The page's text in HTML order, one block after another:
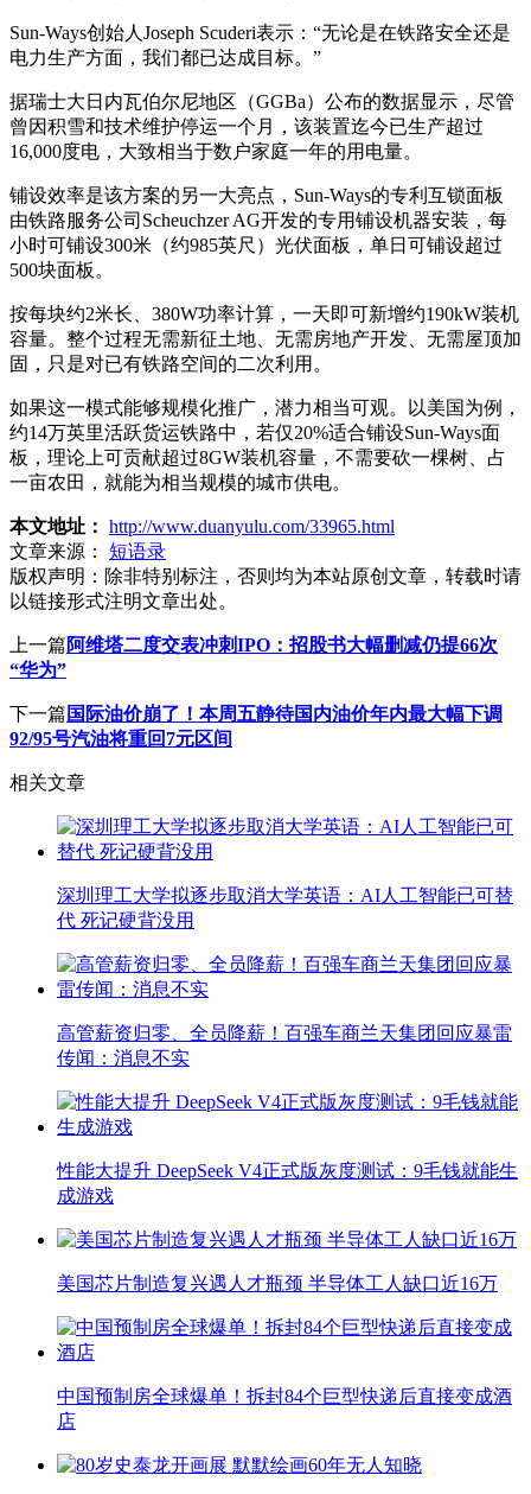
Sun-Ways创始人Joseph Scuderi表示：“无论是在铁路安全还是
电力生产方面，我们都已达成目标。”
据瑞士大日内瓦伯尔尼地区（GGBa）公布的数据显示，尽管
曾因积雪和技术维护停运一个月，该装置迄今已生产超过
16,000度电，大致相当于数户家庭一年的用电量。
铺设效率是该方案的另一大亮点，Sun-Ways的专利互锁面板
由铁路服务公司Scheuchzer AG开发的专用铺设机器安装，每
小时可铺设300米（约985英尺）光伏面板，单日可铺设超过
500块面板。
按每块约2米长、380W功率计算，一天即可新增约190kW装机
容量。整个过程无需新征土地、无需房地产开发、无需屋顶加
固，只是对已有铁路空间的二次利用。
如果这一模式能够规模化推广，潜力相当可观。以美国为例，
约14万英里活跃货运铁路中，若仅20%适合铺设Sun-Ways面
板，理论上可贡献超过8GW装机容量，不需要砍一棵树、占
一亩农田，就能为相当规模的城市供电。
本文地址： http://www.duanyulu.com/33965.html
文章来源：
短语录
版权声明： 除非特别标注，否则均为本站原创文章，转载时请
以链接形式注明文章出处。
上一篇阿维塔二度交表冲刺IPO：招股书大幅删减仍提66次
“华为”
下一篇 国际油价崩了！本周五静待国内油价年内最大幅下调
92/95号汽油将重回7元区间
相关文章
深圳理工大学拟逐步取消大学英语：AI人工智能已可替
代 死记硬背没用
高管薪资归零、全员降薪！百强车商兰天集团回应暴雷
传闻：消息不实
性能大提升 DeepSeek V4正式版灰度测试：9毛钱就能生
成游戏
美国芯片制造复兴遇人才瓶颈 半导体工人缺口近16万
中国预制房全球爆单！拆封84个巨型快递后直接变成酒
店